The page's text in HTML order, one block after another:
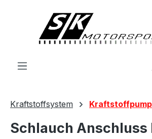
Kraftstoffsystem
Schlauch Anschluss